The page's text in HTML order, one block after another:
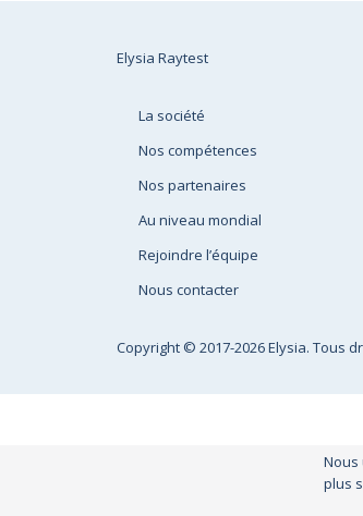
Elysia Raytest
La société
Nos compétences
Nos partenaires
Au niveau mondial
Rejoindre l’équipe
Nous contacter
Copyright © 2017-2026 Elysia. Tous
Nous
plus